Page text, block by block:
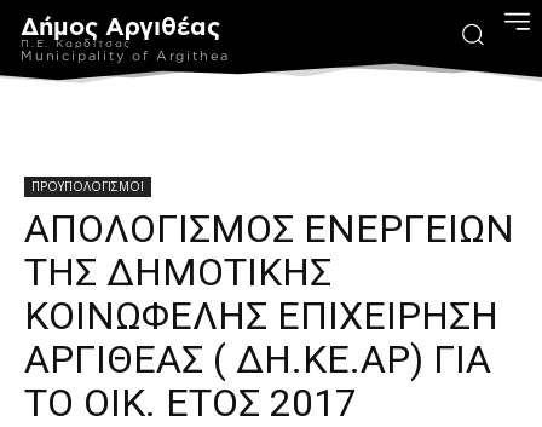
Δήμος Αργιθέας
Π.Ε. Καρδίτσας
Municipality of Argithea
ΠΡΟΥΠΟΛΟΓΙΣΜΟΙ
ΑΠΟΛΟΓΙΣΜΟΣ ΕΝΕΡΓΕΙΩΝ
ΤΗΣ ΔΗΜΟΤΙΚΗΣ
ΚΟΙΝΩΦΕΛΗΣ ΕΠΙΧΕΙΡΗΣΗ
ΑΡΓΙΘΕΑΣ ( ΔΗ.ΚΕ.ΑΡ) ΓΙΑ
ΤΟ ΟΙΚ. ΕΤΟΣ 2017